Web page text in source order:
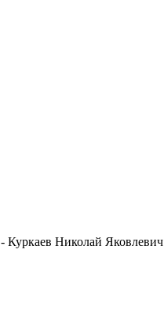
- Куркаев Николай Яковлевич